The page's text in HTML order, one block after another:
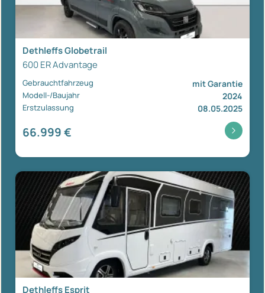
Dethleffs Globetrail
600 ER Advantage
Gebrauchtfahrzeug mit Garantie
Modell-/Baujahr 2024
Erstzulassung 08.05.2025
66.999 €
Dethleffs Esprit